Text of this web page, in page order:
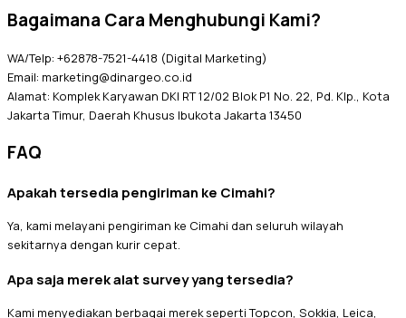
Bagaimana Cara Menghubungi Kami?
WA/Telp: +62878-7521-4418 (Digital Marketing)
Email: marketing@dinargeo.co.id
Alamat: Komplek Karyawan DKI RT 12/02 Blok P1 No. 22, Pd. Klp., Kota
Jakarta Timur, Daerah Khusus Ibukota Jakarta 13450
FAQ
Apakah tersedia pengiriman ke Cimahi?
Ya, kami melayani pengiriman ke Cimahi dan seluruh wilayah
sekitarnya dengan kurir cepat.
Apa saja merek alat survey yang tersedia?
Kami menyediakan berbagai merek seperti Topcon, Sokkia, Leica,